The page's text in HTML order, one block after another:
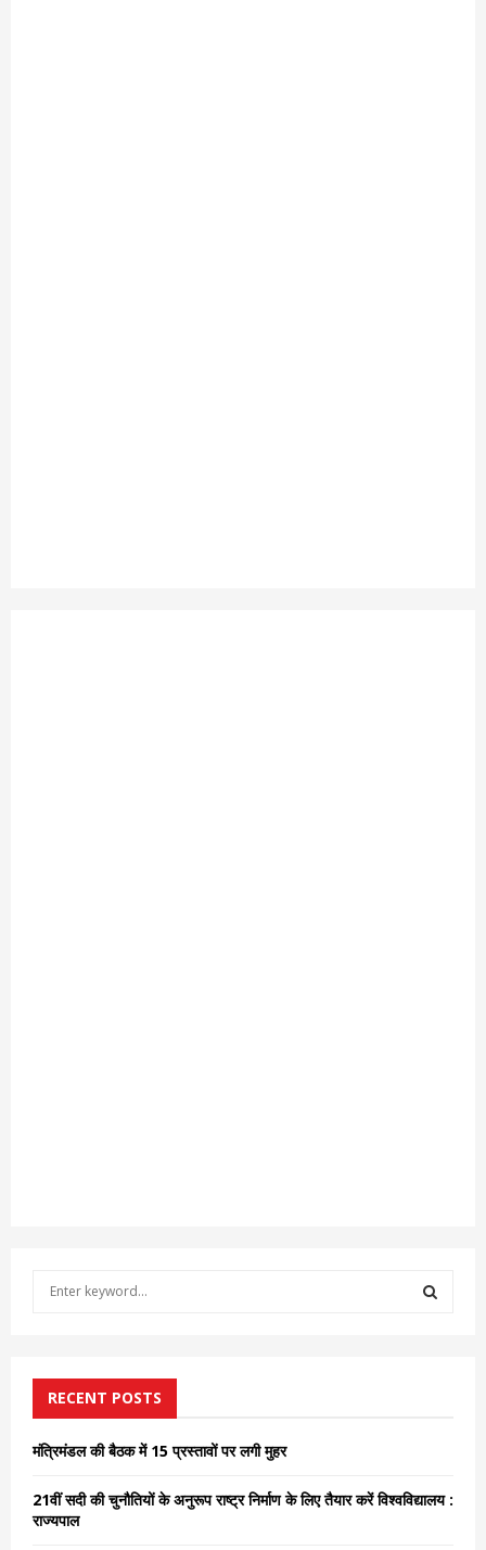
f
o
C
RECENT POSTS
मंत्रिमंडल की बैठक में 15 प्रस्तावों पर लगी मुहर
21वीं सदी की चुनौतियों के अनुरूप राष्ट्र निर्माण के लिए तैयार करें विश्वविद्यालय :
राज्यपाल